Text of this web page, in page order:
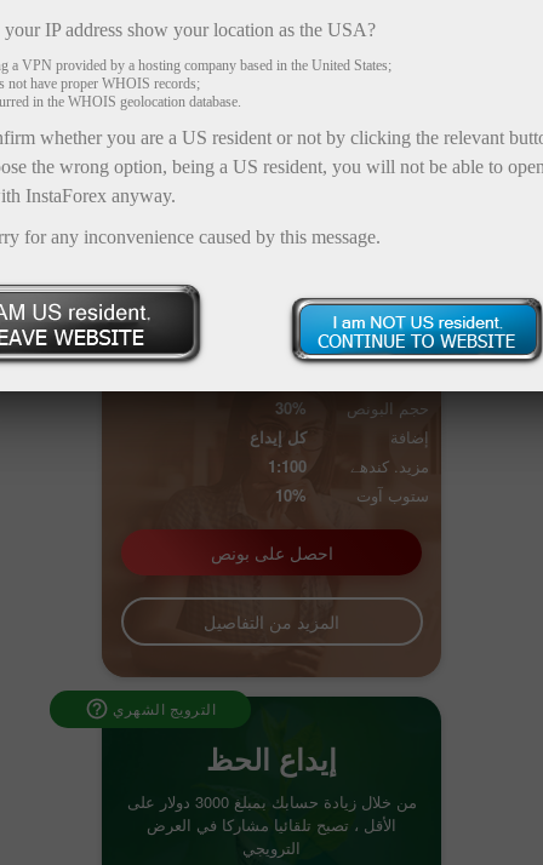
يمكن سحب الأرباح المكتسبة باستخدام
فتح حساب تداول
بونص 30٪
حجم البونص
30%
إضافة
كل إيداع
مزید. کندھے
1:100
ستوب آوت
10%
احصل على بونص
المزيد من التفاصيل
الترويج الشهري
إيداع الحظ
من خلال زيادة حسابك بمبلغ 3000 دولار على
الأقل ، تصبح تلقائيا مشاركا في العرض
الترويجي
IP address show your location as the USA?
a VPN provided by a hosting company based in the United States;
not have proper WHOIS records;
in the WHOIS geolocation database.
whether you are a US resident or not by clicking the relevant
the wrong option, being a US resident, you will not be able to
InstaForex anyway.
for any inconvenience caused by this message.